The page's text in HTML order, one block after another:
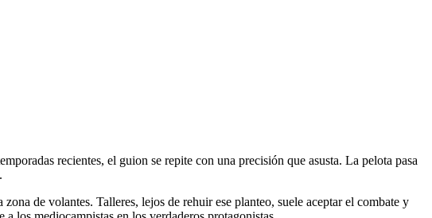
recientes, el guion se repite con una precisión que asusta. La pelota pasa
de volantes. Talleres, lejos de rehuir ese planteo, suele aceptar el combate y